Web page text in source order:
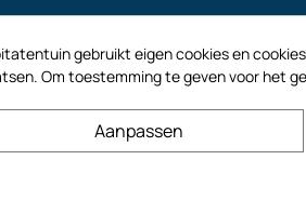
van het bedrijf GECODIS SA met een
gebruikt eigen cookies en
Om toestemming te geven voor het
Aanpassen